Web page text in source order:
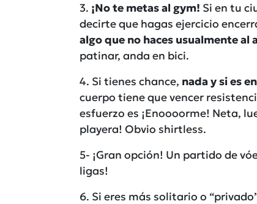
3. ¡No te metas al gym! Si en tu
decirte que hagas ejercicio
algo que no haces usualmente
patinar, anda en bici.
4. Si tienes chance, nada y si es
cuerpo tiene que vencer
esfuerzo es ¡Enoooorme! Neta,
playera! Obvio shirtless.
5- ¡Gran opción! Un partido de
ligas!
6. Si eres más solitario o